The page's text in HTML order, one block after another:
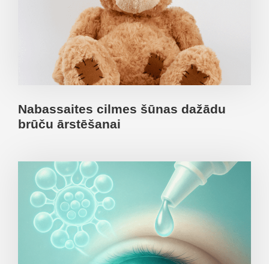
Nabassaites cilmes šūnas dažādu
brūču ārstēšanai